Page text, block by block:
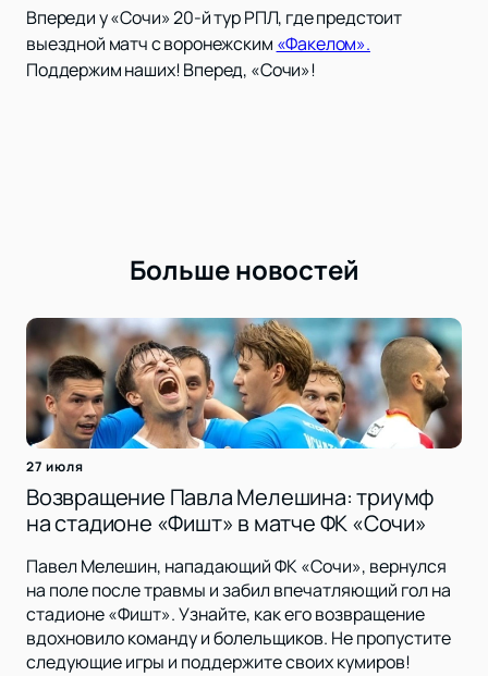
Впереди у «Сочи» 20-й тур РПЛ, где предстоит
выездной матч с воронежским «Факелом».
Поддержим наших! Вперед, «Сочи»!
Больше новостей
27 июля
Возвращение Павла Мелешина: триумф
на стадионе «Фишт» в матче ФК «Сочи»
Павел Мелешин, нападающий ФК «Сочи», вернулся
на поле после травмы и забил впечатляющий гол на
стадионе «Фишт». Узнайте, как его возвращение
вдохновило команду и болельщиков. Не пропустите
следующие игры и поддержите своих кумиров!